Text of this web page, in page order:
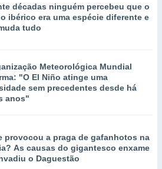
décadas ninguém percebeu que o
ibérico era uma espécie diferente e
tudo
Meteorológica Mundial
"O El Niño atinge uma
sem precedentes desde há
anos"
provocou a praga de gafanhotos na
As causas do gigantesco enxame
o Daguestão